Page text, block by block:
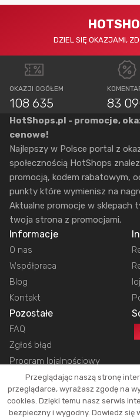
DZIEL SIĘ OKAZJAMI,
OKAZJI OGÓŁEM
108 635 83
HotShops.pl - promocje,
cenowe!
Najlepszy w Polsce portal z
społecznością HotShops
promocją, kodem rabatowym,
punkty które wymienisz na
Aktualne promocje w sklepach
twoja strona z promocjami.
Informacje
O nas
Współpraca
Blog
Kontakt
Pozostałe
FAQ
Zgłoś błąd
Program lojalnościowy
Copyright © 2026 HotShops.pl -
Przeglądając naszą stronę
przeglądarce, wyrażasz zgodę na
cookies. Dzięki temu nasz serwis
bezpieczny i wygodny. Dowiedz się